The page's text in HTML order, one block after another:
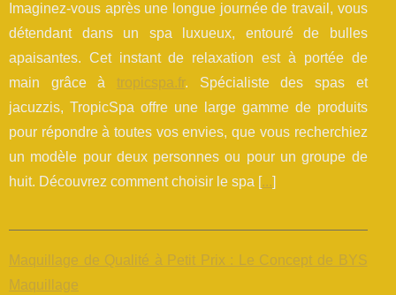
Imaginez-vous après une longue journée de travail, vous
détendant dans un spa luxueux, entouré de bulles
apaisantes. Cet instant de relaxation est à portée de
main grâce à tropicspa.fr. Spécialiste des spas et
jacuzzis, TropicSpa offre une large gamme de produits
pour répondre à toutes vos envies, que vous recherchiez
un modèle pour deux personnes ou pour un groupe de
huit. Découvrez comment choisir le spa [...]
Maquillage de Qualité à Petit Prix : Le Concept de BYS
Maquillage